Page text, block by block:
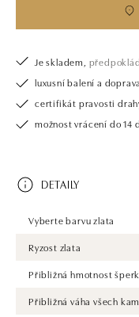
Je skladem,
luxusní balení a
certifikát pravosti
možnost vrácení do 14
DETAILY
Vyberte barvu zlata
Ryzost zlata
Přibližná hmotnost
Přibližná váha všech